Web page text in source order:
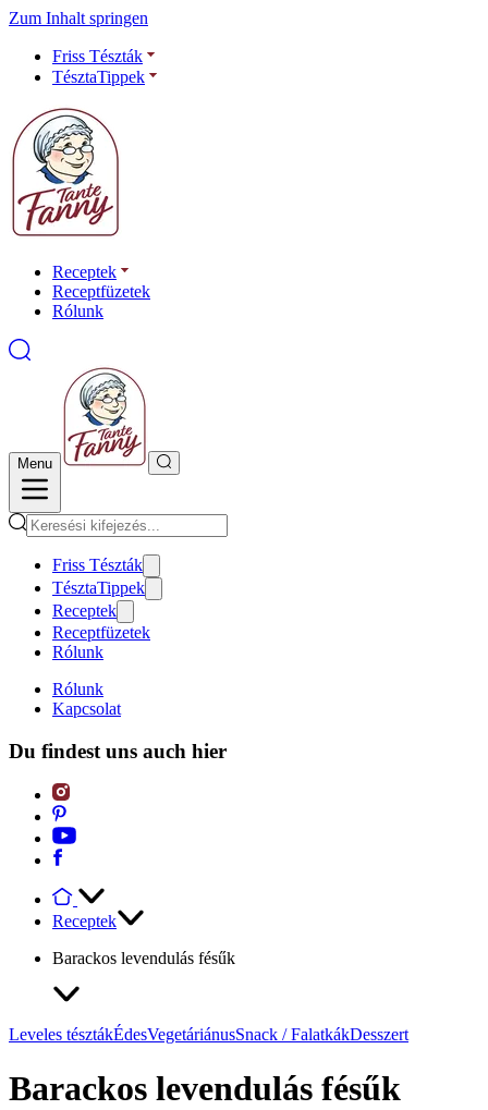
Zum Inhalt springen
Friss Tészták
TésztaTippek
Receptek
Receptfüzetek
Rólunk
Menu
Friss Tészták
TésztaTippek
Receptek
Receptfüzetek
Rólunk
Rólunk
Kapcsolat
Du findest uns auch hier
Receptek
Barackos levendulás fésűk
Leveles tésztákÉdesVegetáriánusSnack / FalatkákDesszert
Barackos levendulás fésűk